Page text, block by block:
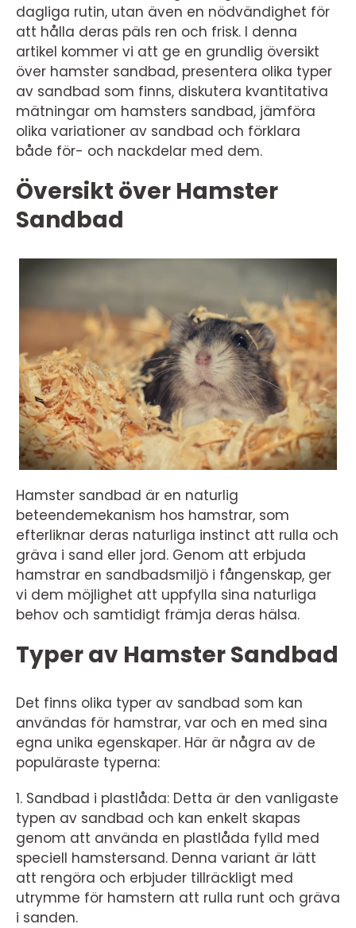
dagliga rutin, utan även en nödvändighet för
att hålla deras päls ren och frisk. I denna
artikel kommer vi att ge en grundlig översikt
över hamster sandbad, presentera olika typer
av sandbad som finns, diskutera kvantitativa
mätningar om hamsters sandbad, jämföra
olika variationer av sandbad och förklara
både för- och nackdelar med dem.
Översikt över Hamster
Sandbad
Hamster sandbad är en naturlig
beteendemekanism hos hamstrar, som
efterliknar deras naturliga instinct att rulla och
gräva i sand eller jord. Genom att erbjuda
hamstrar en sandbadsmiljö i fångenskap, ger
vi dem möjlighet att uppfylla sina naturliga
behov och samtidigt främja deras hälsa.
Typer av Hamster Sandbad
Det finns olika typer av sandbad som kan
användas för hamstrar, var och en med sina
egna unika egenskaper. Här är några av de
populäraste typerna:
1. Sandbad i plastlåda: Detta är den vanligaste
typen av sandbad och kan enkelt skapas
genom att använda en plastlåda fylld med
speciell hamstersand. Denna variant är lätt
att rengöra och erbjuder tillräckligt med
utrymme för hamstern att rulla runt och gräva
i sanden.